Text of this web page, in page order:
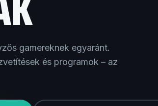
gamereknek egyaránt.
és programok – az